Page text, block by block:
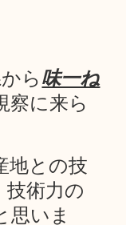
ら味一ね
察に来ら
地との技
技術力の
思いま